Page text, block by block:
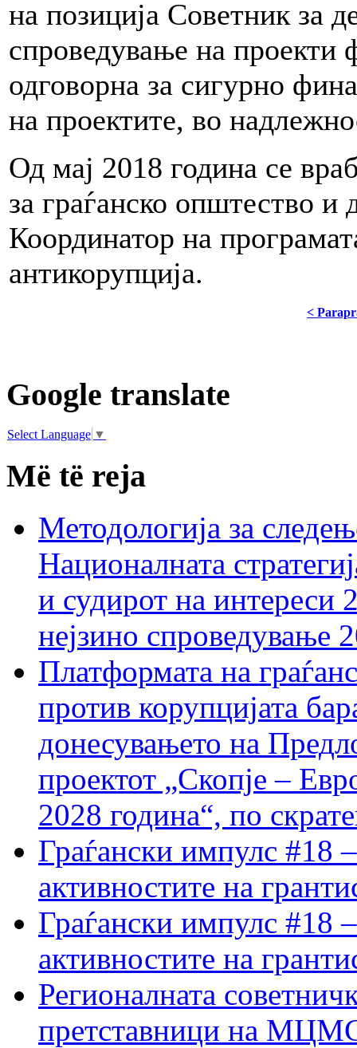
на позиција Советник за
спроведување на
одговорна за сигурно
на проектите, во
Од мај 2018 година се
за граѓанско општество и
Координатор на
антикорупција.
<
Google translate
Select Language ▼
Më të reja
Методологија за
Националната
и судирот на интереси
нејзино спроведување
Платформата на
против корупцијата
донесувањето на
проектот „Скопје –
2028 година“, по
Граѓански импулс #18
активностите на
Граѓански импулс #18
активностите на
Регионалната
претставници на МЦМС